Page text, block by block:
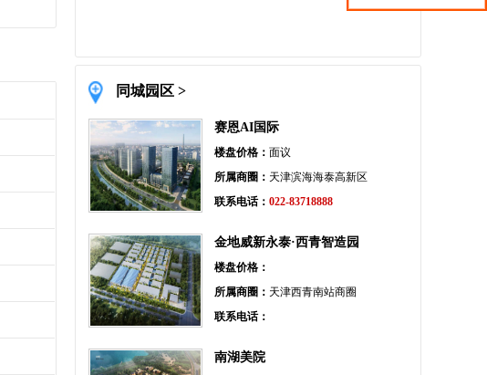
同城园区 >
赛恩AI国际
楼盘价格： 面议
所属商圈： 天津滨海海泰高新区
联系电话： 022-83718888
金地威新永泰·西青智造园
楼盘价格：
所属商圈： 天津西青南站商圈
联系电话：
南湖美院